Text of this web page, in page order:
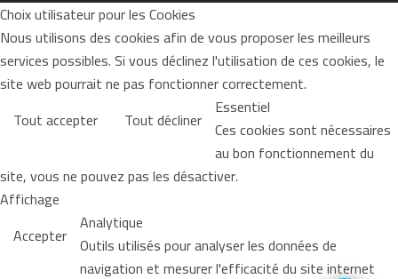
Choix utilisateur pour les Cookies
Nous utilisons des cookies afin de vous proposer les meilleurs
services possibles. Si vous déclinez l'utilisation de ces cookies, le
site web pourrait ne pas fonctionner correctement.
Tout accepter
Tout décliner Essentiel
Ces cookies sont nécessaires
au bon fonctionnement du
site, vous ne pouvez pas les désactiver.
Affichage
Accepter Analytique
Outils utilisés pour analyser les données de
navigation et mesurer l'efficacité du site internet